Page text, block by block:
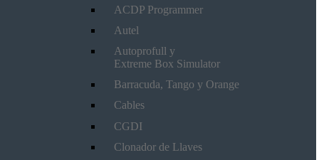
ACDP Programmer
Autel
Autoprofull y
Extreme Box Simulator
Barracuda, Tango y Orange
Cables
CGDI
Clonador de Llaves